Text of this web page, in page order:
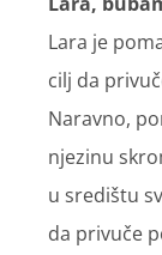
Lara je
cilj da
Naravno,
njezinu
u središtu
da privuče